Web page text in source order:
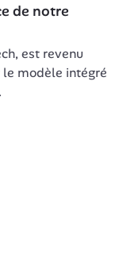
de notre
est revenu
modèle intégré